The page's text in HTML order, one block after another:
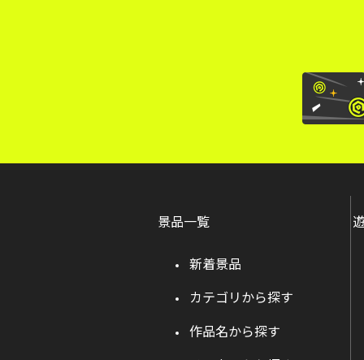
景品一覧
新着景品
カテゴリから探す
作品名から探す